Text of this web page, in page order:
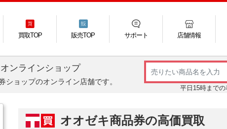
買取TOP 販売TOP サポート 店舗情報
ンラインショップ
ショップのオンライン店舗です。
平日15時まで
オオゼキ商品券の高価買取